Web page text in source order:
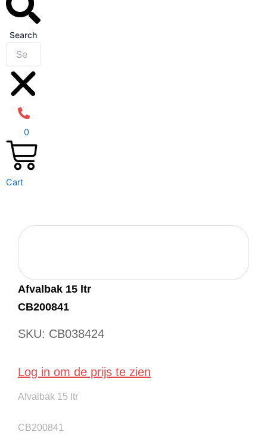
Search
0
Cart
Afvalbak 15 ltr
CB200841
SKU: CB038424
Log in om de prijs te zien
Afvalbak 15 ltr
CB200841